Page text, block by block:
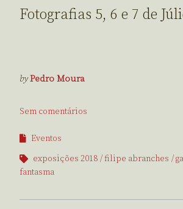
Fotografias 5, 6 e 7 de
byPedro Moura
Sem comentários
Eventos
exposições 2018
filipe abranches
fantasma